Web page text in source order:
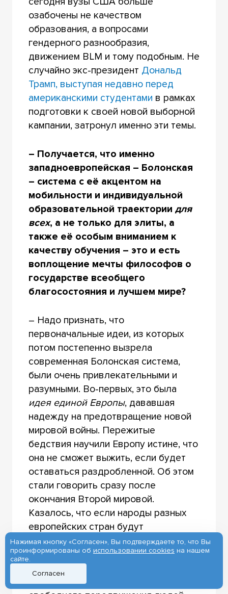
озабочены не качеством
образования, а вопросами
гендерного разнообразия,
движением BLM и тому подобным. Не
случайно экс-президент Дональд
Трамп, выступая недавно перед
американскими студентами в рамках
подготовки к своей новой выборной
кампании, затронул именно эти темы.
– Получается, что именно
западноевропейская – Болонская
– система с её акцентом на
мобильности и индивидуальной
образовательной траектории для
всех, а не только для элиты, а
также её особым вниманием к
качеству обучения – это и есть
воплощение мечты философов о
государстве всеобщего
благосостояния и лучшем мире?
– Надо признать, что
первоначальные идеи, из которых
потом постепенно вызрела
современная Болонская система,
были очень привлекательными и
разумными. Во-первых, это была
идея единой Европы, дававшая
надежду на предотвращение новой
мировой войны. Пережитые
бедствия научили Европу истине, что
она не сможет выжить, если будет
оставаться раздробленной. Об этом
стали говорить сразу после
окончания Второй мировой.
Казалось, что если народы разных
европейских стран будут
«перемешаны», это станет
препятствием для нападения одного
государства на другое. Но для этого
необходимо снять границы для
Нажимая кнопку «Согласен», Вы подтверждаете то, что Вы
проинформированы об использовании cookies на нашем
сайте.
Согласен